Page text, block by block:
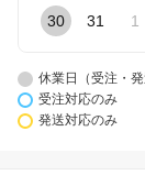
30 31 1
休業日（受注・発
受注対応のみ
発送対応のみ